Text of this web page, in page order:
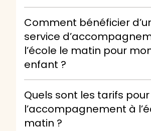
Comment bénéficier
service
l’école le matin pour
enfant ?
Quels sont les tarifs pour
l’accompagnement à
matin ?